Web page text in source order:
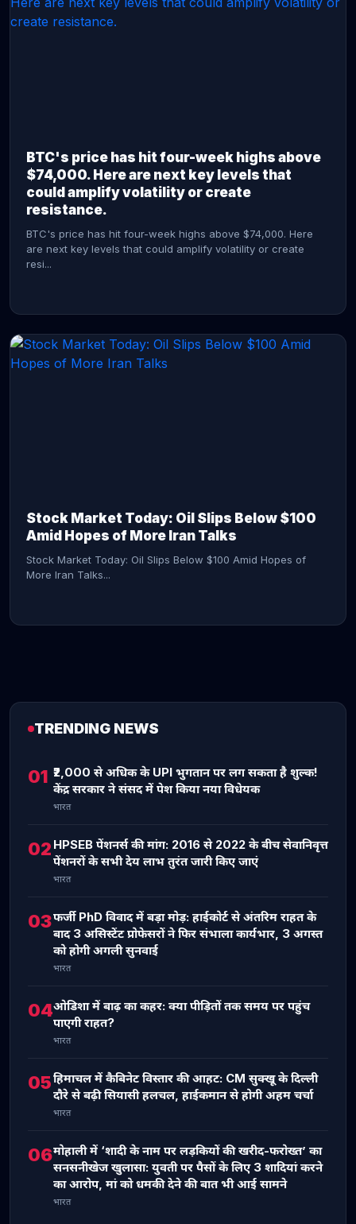
BTC's price has hit four-week highs above
$74,000. Here are next key levels that
could amplify volatility or create
resistance.
BTC's price has hit four-week highs above $74,000. Here
are next key levels that could amplify volatility or create
resi...
Stock Market Today: Oil Slips Below $100
Amid Hopes of More Iran Talks
Stock Market Today: Oil Slips Below $100 Amid Hopes of
More Iran Talks...
TRENDING NEWS
01 ₹2,000 से अधिक के UPI भुगतान पर लग सकता है शुल्क!
केंद्र सरकार ने संसद में पेश किया नया विधेयक
भारत
02 HPSEB पेंशनर्स की मांग: 2016 से 2022 के बीच सेवानिवृत्त
पेंशनरों के सभी देय लाभ तुरंत जारी किए जाएं
भारत
03फर्जी PhD विवाद में बड़ा मोड़: हाईकोर्ट से अंतरिम राहत के
बाद 3 असिस्टेंट प्रोफेसरों ने फिर संभाला कार्यभार, 3 अगस्त
को होगी अगली सुनवाई
भारत
04ओडिशा में बाढ़ का कहर: क्या पीड़ितों तक समय पर पहुंच
पाएगी राहत?
भारत
05हिमाचल में कैबिनेट विस्तार की आहट: CM सुक्खू के दिल्ली
दौरे से बढ़ी सियासी हलचल, हाईकमान से होगी अहम चर्चा
भारत
06मोहाली में ‘शादी के नाम पर लड़कियों की खरीद-फरोख्त’ का
सनसनीखेज खुलासा: युवती पर पैसों के लिए 3 शादियां करने
का आरोप, मां को धमकी देने की बात भी आई सामने
भारत